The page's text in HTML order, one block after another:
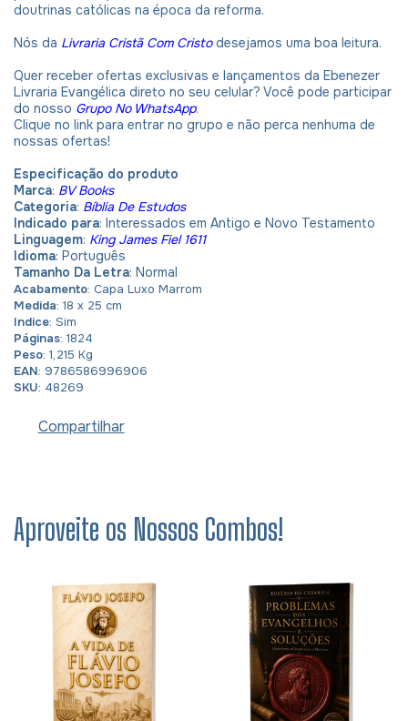
doutrinas católicas na época da reforma.
Nós da Livraria Cristã Com Cristo desejamos uma boa leitura.
Quer receber ofertas exclusivas e lançamentos da Ebenezer
Livraria Evangélica direto no seu celular? Você pode participar
do nosso Grupo No WhatsApp.
Clique no link para entrar no grupo e não perca nenhuma de
nossas ofertas!
Especificação do produto
Marca: BV Books
Categoria: Bíblia De Estudos
Indicado para: Interessados em Antigo e Novo Testamento
Linguagem: King James Fiel 1611
Idioma: Português
Tamanho Da Letra: Normal
Acabamento: Capa Luxo Marrom
Medida: 18 x 25 cm
Indice: Sim
Páginas: 1824
Peso: 1,215 Kg
EAN: 9786586996906
SKU: 48269
Compartilhar
Aproveite os Nossos Combos!